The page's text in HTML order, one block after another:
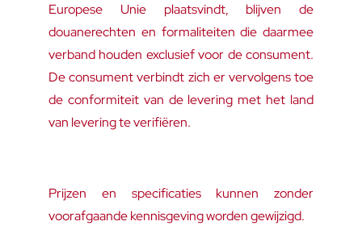
Europese Unie plaatsvindt, blijven de
douanerechten en formaliteiten die daarmee
verband houden exclusief voor de consument.
De consument verbindt zich er vervolgens toe
de conformiteit van de levering met het land
van levering te verifiëren.
Prijzen en specificaties kunnen zonder
voorafgaande kennisgeving worden gewijzigd.